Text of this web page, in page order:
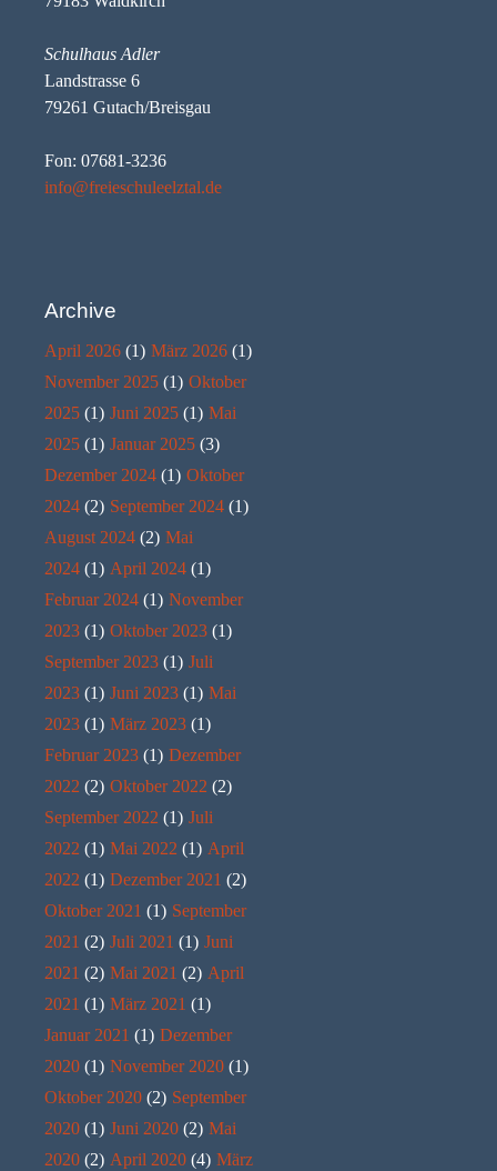
Schulhaus Adler
Landstrasse 6
79261 Gutach/Breisgau
Fon: 07681-3236
info@freieschuleelztal.de
Archive
April 2026 (1) März 2026 (1)
November 2025 (1) Oktober
2025 (1) Juni 2025 (1) Mai
2025 (1) Januar 2025 (3)
Dezember 2024 (1) Oktober
2024 (2) September 2024 (1)
August 2024 (2) Mai
2024 (1) April 2024 (1)
Februar 2024 (1) November
2023 (1) Oktober 2023 (1)
September 2023 (1) Juli
2023 (1) Juni 2023 (1) Mai
2023 (1) März 2023 (1)
Februar 2023 (1) Dezember
2022 (2) Oktober 2022 (2)
September 2022 (1) Juli
2022 (1) Mai 2022 (1) April
2022 (1) Dezember 2021 (2)
Oktober 2021 (1) September
2021 (2) Juli 2021 (1) Juni
2021 (2) Mai 2021 (2) April
2021 (1) März 2021 (1)
Januar 2021 (1) Dezember
2020 (1) November 2020 (1)
Oktober 2020 (2) September
2020 (1) Juni 2020 (2) Mai
2020 (2) April 2020 (4) März